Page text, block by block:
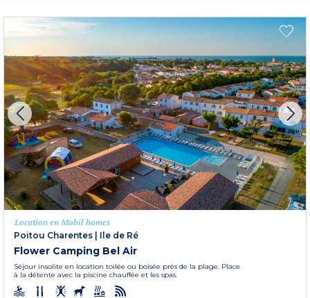
Location en Mobil homes
Poitou Charentes
Ile de Ré
Flower Camping Bel Air
Séjour insolite en location toilée ou boisée près de la plage. Place
à la détente avec la piscine chauffée et les spas.